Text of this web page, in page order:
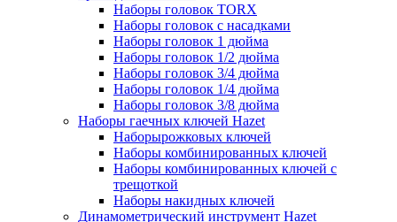
Наборы головок TORX
Наборы головок с насадками
Наборы головок 1 дюйма
Наборы головок 1/2 дюйма
Наборы головок 3/4 дюйма
Наборы головок 1/4 дюйма
Наборы головок 3/8 дюйма
Наборы гаечных ключей Hazet
Наборырожковых ключей
Наборы комбинированных ключей
Наборы комбинированных ключей с
трещоткой
Наборы накидных ключей
Динамометрический инструмент Hazet